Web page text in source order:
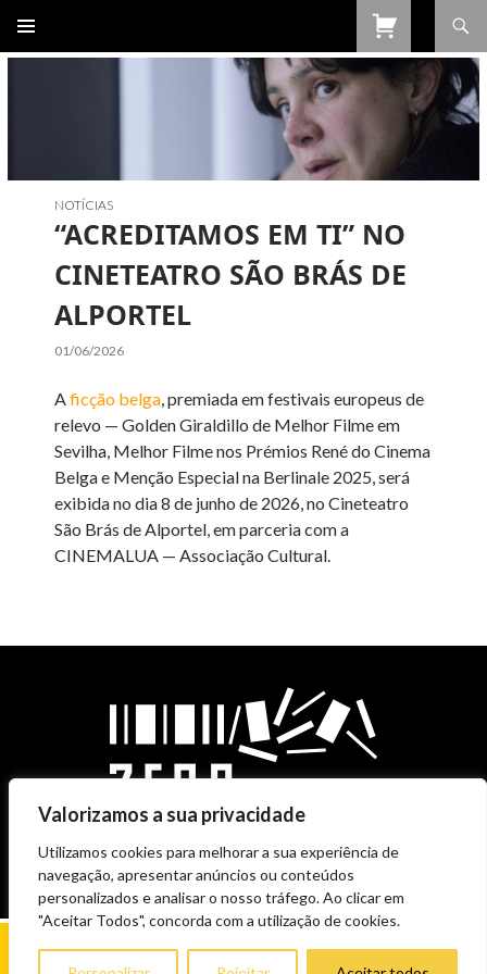
Valorizamos a sua privacidade
Utilizamos cookies para melhorar a sua experiência de
navegação, apresentar anúncios ou conteúdos
personalizados e analisar o nosso tráfego. Ao clicar em
"Aceitar Todos", concorda com a utilização de cookies.
PARA
NOTÍCIAS
“ACREDITAMOS EM TI” NO
CINETEATRO SÃO BRÁS DE
ALPORTEL
01/06/2026
Aficção belga, premiada em festivais europeus de
relevo — Golden Giraldillo de Melhor Filme em
Sevilha, Melhor Filme nos Prémios René do Cinema
Belga e Menção Especial na Berlinale 2025, será
exibida no dia 8 de junho de 2026, no Cineteatro
São Brás de Alportel, em parceria com a
CINEMALUA — Associação Cultural.